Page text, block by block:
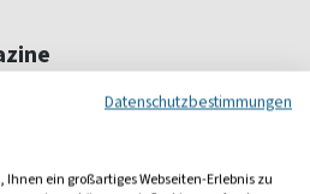
Datenschutzbestimmungen
Ihnen ein großartiges Webseiten-Erlebnis zu